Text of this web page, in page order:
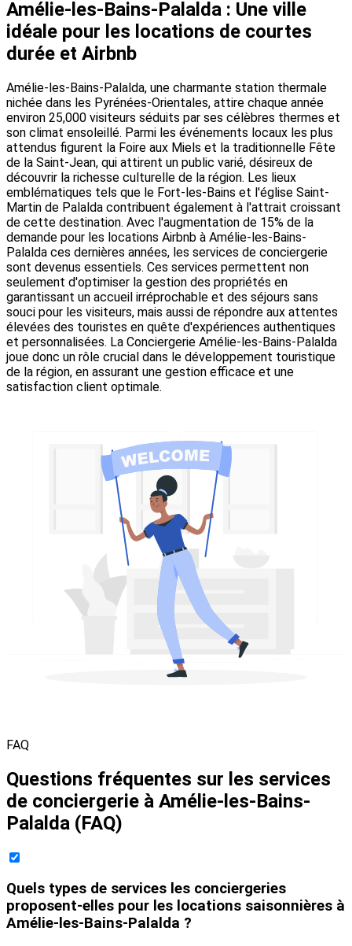
Amélie-les-Bains-Palalda : Une ville
idéale pour les locations de courtes
durée et Airbnb
Amélie-les-Bains-Palalda, une charmante station thermale
nichée dans les Pyrénées-Orientales, attire chaque année
environ 25,000 visiteurs séduits par ses célèbres thermes et
son climat ensoleillé. Parmi les événements locaux les plus
attendus figurent la Foire aux Miels et la traditionnelle Fête
de la Saint-Jean, qui attirent un public varié, désireux de
découvrir la richesse culturelle de la région. Les lieux
emblématiques tels que le Fort-les-Bains et l'église Saint-
Martin de Palalda contribuent également à l'attrait croissant
de cette destination. Avec l'augmentation de 15% de la
demande pour les locations Airbnb à Amélie-les-Bains-
Palalda ces dernières années, les services de conciergerie
sont devenus essentiels. Ces services permettent non
seulement d'optimiser la gestion des propriétés en
garantissant un accueil irréprochable et des séjours sans
souci pour les visiteurs, mais aussi de répondre aux attentes
élevées des touristes en quête d'expériences authentiques
et personnalisées. La Conciergerie Amélie-les-Bains-Palalda
joue donc un rôle crucial dans le développement touristique
de la région, en assurant une gestion efficace et une
satisfaction client optimale.
FAQ
Questions fréquentes sur les services
de conciergerie à Amélie-les-Bains-
Palalda (FAQ)
Quels types de services les conciergeries
proposent-elles pour les locations saisonnières à
Amélie-les-Bains-Palalda ?